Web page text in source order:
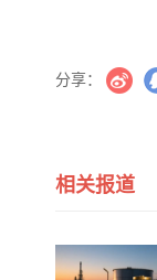
分享：
相关报道